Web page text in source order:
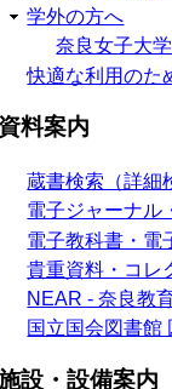
学外の方へ
奈良女子大
快適な利用のた
資料案内
蔵書検索（詳細
電子ジャーナル
電子教科書・電
貴重資料・コレ
NEAR - 奈良教
国立国会図書館
設・設備案内